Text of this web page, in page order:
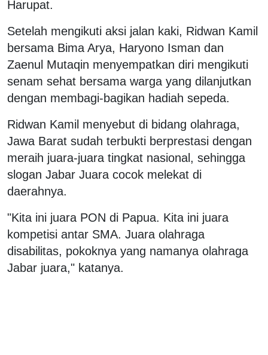
Harupat.
Setelah mengikuti aksi jalan kaki, Ridwan Kamil
bersama Bima Arya, Haryono Isman dan
Zaenul Mutaqin menyempatkan diri mengikuti
senam sehat bersama warga yang dilanjutkan
dengan membagi-bagikan hadiah sepeda.
Ridwan Kamil menyebut di bidang olahraga,
Jawa Barat sudah terbukti berprestasi dengan
meraih juara-juara tingkat nasional, sehingga
slogan Jabar Juara cocok melekat di
daerahnya.
"Kita ini juara PON di Papua. Kita ini juara
kompetisi antar SMA. Juara olahraga
disabilitas, pokoknya yang namanya olahraga
Jabar juara," katanya.